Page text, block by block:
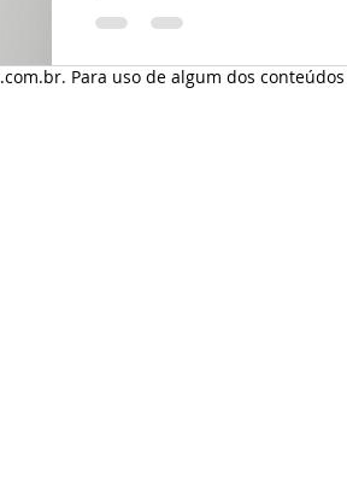
prega cubital e Daling CS7
Para uso de algum dos